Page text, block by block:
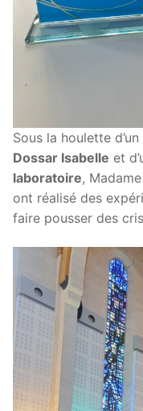
Sous la houlette d’un
Dossar Isabelle et
laboratoire, Madame
ont réalisé des
faire pousser des